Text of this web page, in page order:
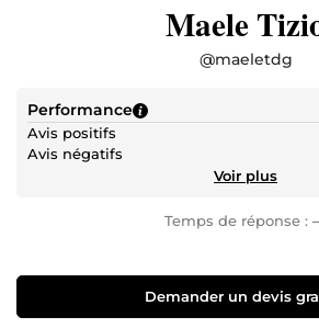
Maele
@maeletdg
Performance
Avis positifs
Avis négatifs
Voir plus
Temps de réponse :
Demander un devis